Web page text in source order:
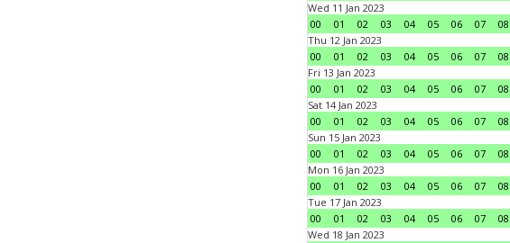
Wed 11 Jan 2023
00
01 02 03 04 05 06 07 08
Thu 12 Jan 2023
00
01 02 03 04 05 06 07 08
Fri 13 Jan 2023
00
01 02 03 04 05 06 07 08
Sat 14 Jan 2023
00
01 02 03 04 05 06 07 08
Sun 15 Jan 2023
00
01 02 03 04 05 06 07 08
Mon 16 Jan 2023
00
01 02 03 04 05 06 07 08
Tue 17 Jan 2023
00
01 02 03 04 05 06 07 08
Wed 18 Jan 2023